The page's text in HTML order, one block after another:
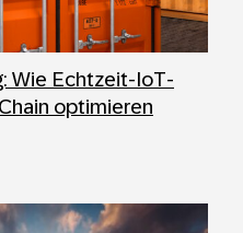
Wie Echtzeit-IoT-
optimieren